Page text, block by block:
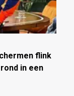
flink
in een